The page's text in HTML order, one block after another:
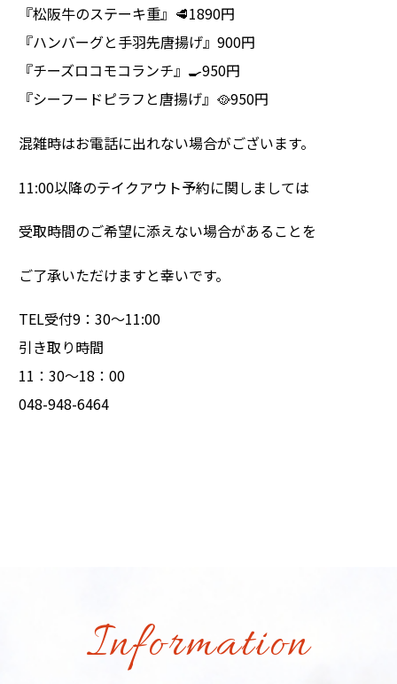
『松阪牛のステーキ重』🥩1890円
『ハンバーグと手羽先唐揚げ』900円
『チーズロコモコランチ』🍳950円
『シーフードピラフと唐揚げ』🥘950円
混雑時はお電話に出れない場合がございます。
11:00以降のテイクアウト予約に関しましては
受取時間のご希望に添えない場合があることを
ご了承いただけますと幸いです。
TEL受付9：30～11:00
引き取り時間
11：30～18：00
048-948-6464
Information